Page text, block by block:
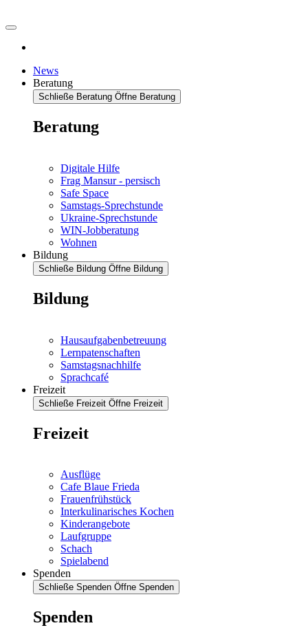
News
Beratung
Schließe Beratung Öffne Beratung
Beratung
Digitale Hilfe
Frag Mansur - persisch
Safe Space
Samstags-Sprechstunde
Ukraine-Sprechstunde
WIN-Jobberatung
Wohnen
Bildung
Schließe Bildung Öffne Bildung
Bildung
Hausaufgabenbetreuung
Lernpatenschaften
Samstagsnachhilfe
Sprachcafé
Freizeit
Schließe Freizeit Öffne Freizeit
Freizeit
Ausflüge
Cafe Blaue Frieda
Frauenfrühstück
Interkulinarisches Kochen
Kinderangebote
Laufgruppe
Schach
Spielabend
Spenden
Schließe Spenden Öffne Spenden
Spenden